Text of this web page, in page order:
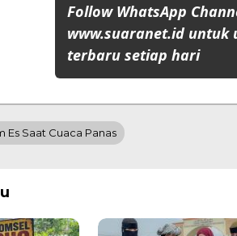
Follow WhatsApp
www.suaranet.id untuk
terbaru setiap hari
Es Saat Cuaca Panas